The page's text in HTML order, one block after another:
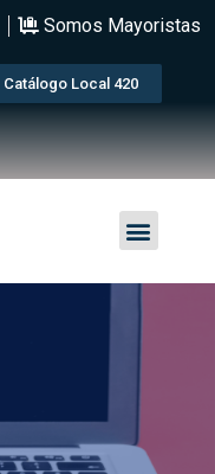
Somos Mayoristas
Catálogo Local 420